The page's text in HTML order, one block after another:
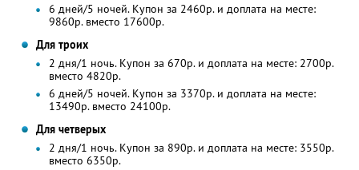
6 дней/5 ночей. Купон за 2460р. и доплата на месте:
9860р. вместо 17600р.
Для троих
2 дня/1 ночь. Купон за 670р. и доплата на месте: 2700р.
вместо 4820р.
6 дней/5 ночей. Купон за 3370р. и доплата на месте:
13490р. вместо 24100р.
Для четверых
2 дня/1 ночь. Купон за 890р. и доплата на месте: 3550р.
вместо 6350р.